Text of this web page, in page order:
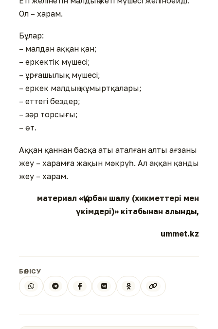
Ол – харам.
Бұлар:
– малдан аққан қан;
– еркектік мүшесі;
– ұрғашылық мүшесі;
– еркек малдың жұмыртқалары;
– еттегі бездер;
– зәр торсығы;
– өт.
Аққан қаннан басқа аты аталған алты ағзаны
жеу – харамға жақын мәкрүһ. Ал аққан қанды
жеу – харам.
материал «Құрбан шалу (хикметтері мен
үкімдері)» кітабынан алынды,
ummet.kz
БӨЛІСУ